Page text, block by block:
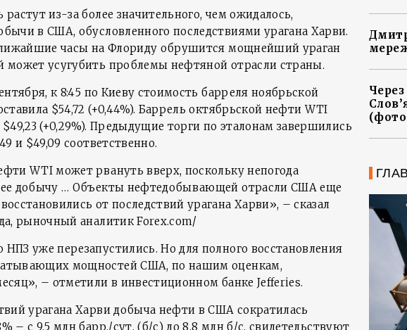
из-за более значительного, чем ожидалось,
в США, обусловленного последствиями урагана Харви.
часы на Флориду обрушится мощнейший ураган
может усугубить проблемы нефтяной отрасли страны.
к 8:45 по Киеву стоимость барреля ноябрьской
$54,72 (+0,44%). Баррель октябрьской нефти WTI
$49,23 (+0,29%). Предыдущие торги по эталонам завершились
и $49,09 соответственно.
WTI может рвануть вверх, поскольку непогода
ее добычу … Объекты нефтедобывающей отрасли США еще
от последствий урагана Харви», – сказал
рыночный аналитик Forex.com/
уже перезапустились. Но для полного восстановления
мощностей США, по нашим оценкам,
– отметили в инвестиционном банке Jefferies.
урагана Харви добыча нефти в США сократилась
– с 9,5 млн барр./сут. (б/с) до 8,8 млн б/с, свидетельствуют
Через